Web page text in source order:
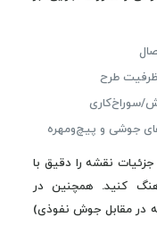
ظرفیت طرح
سوراخ‌کاری
جوشی و پیچ‌ومهره
نقشه را دقیق با
کنید. همچنین در
در مقابل جوش نفوذی)